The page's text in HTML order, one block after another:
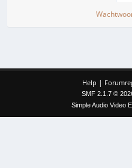
Help |
SMF 2.1.7 ©
Simple Audio Video